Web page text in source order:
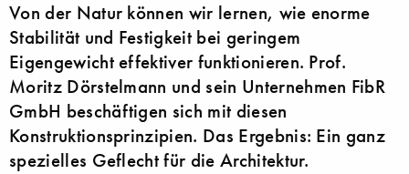
Von der Natur können wir lernen, wie enorme
Stabilität und Festigkeit bei geringem
Eigengewicht effektiver funktionieren. Prof.
Moritz Dörstelmann und sein Unternehmen FibR
GmbH beschäftigen sich mit diesen
Konstruktionsprinzipien. Das Ergebnis: Ein ganz
spezielles Geflecht für die Architektur.